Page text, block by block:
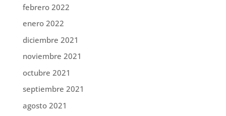
febrero 2022
enero 2022
diciembre 2021
noviembre 2021
octubre 2021
septiembre 2021
agosto 2021